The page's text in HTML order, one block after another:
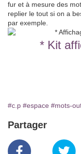
fur et à mesure des
replier le tout si on a
par exemple.
* Kit
#c.p #espace #mots-
Partager